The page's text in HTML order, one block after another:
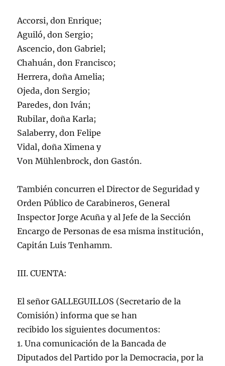
Accorsi, don Enrique;
Aguiló, don Sergio;
Ascencio, don Gabriel;
Chahuán, don Francisco;
Herrera, doña Amelia;
Ojeda, don Sergio;
Paredes, don Iván;
Rubilar, doña Karla;
Salaberry, don Felipe
Vidal, doña Ximena y
Von Mühlenbrock, don Gastón.
También concurren el Director de Seguridad y
Orden Público de Carabineros, General
Inspector Jorge Acuña y al Jefe de la Sección
Encargo de Personas de esa misma institución,
Capitán Luis Tenhamm.
III. CUENTA:
El señor GALLEGUILLOS (Secretario de la
Comisión) informa que se han
recibido los siguientes documentos:
1. Una comunicación de la Bancada de
Diputados del Partido por la Democracia, por la